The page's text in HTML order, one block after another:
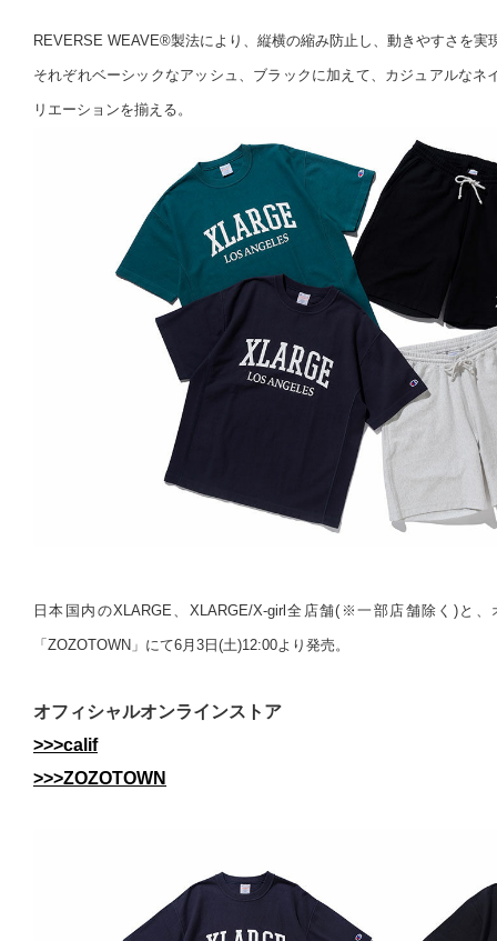
REVERSE WEAVE®製法により、縦横の縮み防止し、動きやすさを実
それぞれベーシックなアッシュ、ブラックに加えて、カジュアルなネ
リエーションを揃える。
日本国内のXLARGE、XLARGE/X-girl全店舗(※一部店舗除く)と
「ZOZOTOWN」にて6月3日(土)12:00より発売。
オフィシャルオンラインストア
>>>calif
>>>ZOZOTOWN